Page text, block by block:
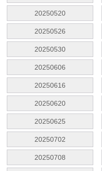
20250520
20250526
20250530
20250606
20250616
20250620
20250625
20250702
20250708